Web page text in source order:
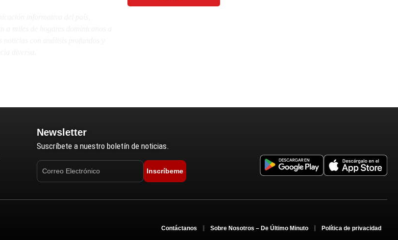
Newsletter
Suscríbete a nuestro boletín de noticias.
Inscríbeme
Contáctanos Sobre Nosotros – De Último Minuto Política de privacidad